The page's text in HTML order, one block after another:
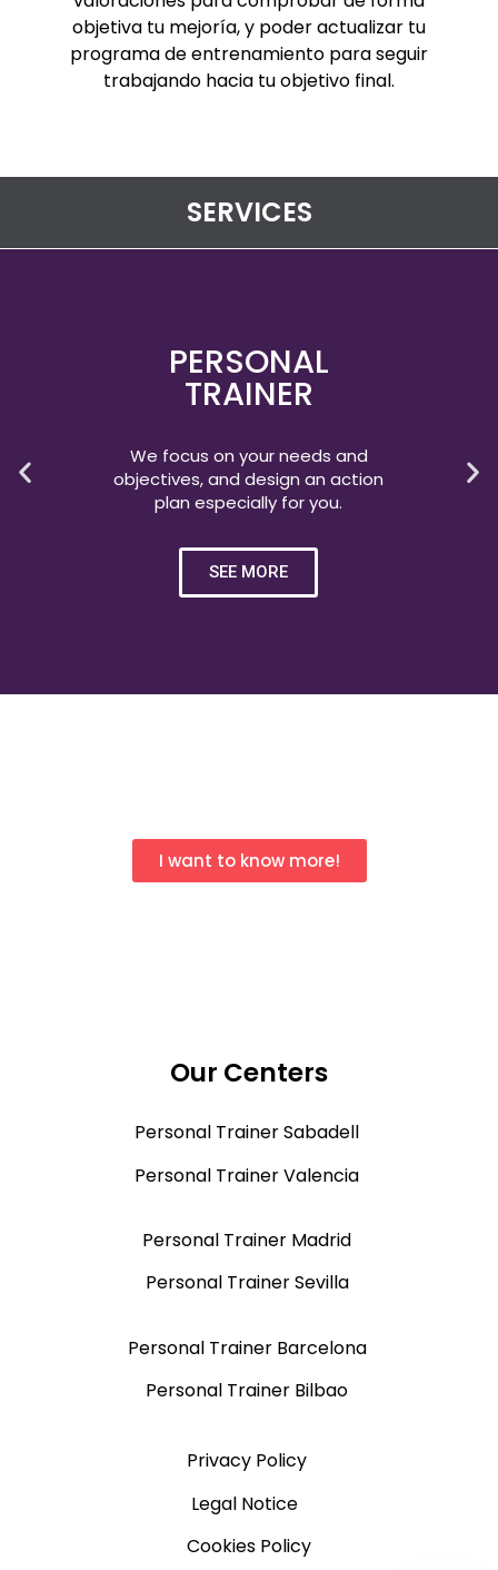
objetiva tu mejoría, y poder actualizar tu
programa de entrenamiento para seguir
trabajando hacia tu objetivo final.
SERVICES
PERSONAL
TRAINER
We focus on your needs and
objectives, and design an action
plan especially for you.
SEE MORE
I want to know more!
Our Centers
Personal Trainer Sabadell
Personal Trainer Valencia
Personal Trainer Madrid
Personal Trainer Sevilla
Personal Trainer Barcelona
Personal Trainer Bilbao
Privacy Policy
Legal Notice
Cookies Policy